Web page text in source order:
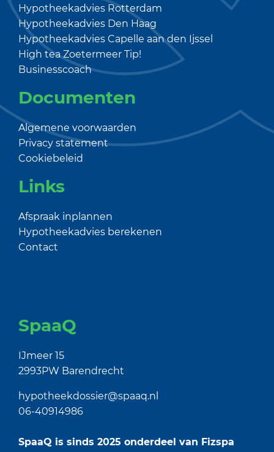
Hypotheekadvies Rotterdam
Hypotheekadvies Den Haag
Hypotheekadvies Capelle aan den Ijssel
High tea Zoetermeer Tip!
Businesscoach
Documenten
Algemene voorwaarden
Privacy statement
Cookiebeleid
Links
Afspraak inplannen
Hypotheekadvies berekenen
Contact
SpaaQ
IJmeer 15
2993PW Barendrecht
hypotheekdossier@spaaq.nl
06-40914986
SpaaQ is sinds 2025 onderdeel van Fizspa